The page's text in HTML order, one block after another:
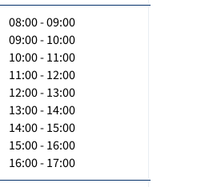
08:00 - 09:00
09:00 - 10:00
10:00 - 11:00
11:00 - 12:00
12:00 - 13:00
13:00 - 14:00
14:00 - 15:00
15:00 - 16:00
16:00 - 17:00